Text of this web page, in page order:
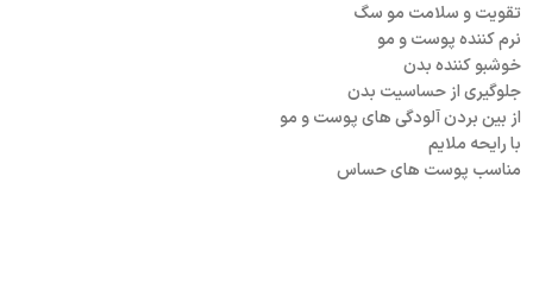
تقویت و سلامت مو سگ
نرم کننده پوست و مو
خوشبو کننده بدن
جلوگیری از حساسیت بدن
از بین بردن آلودگی های پوست و مو
با رایحه ملایم
مناسب پوست های حساس